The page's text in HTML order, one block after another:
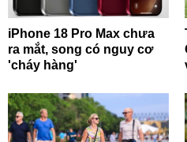
iPhone 18 Pro Max chưa
ra mắt, song có nguy cơ
'cháy hàng'